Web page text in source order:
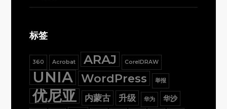
标签
360 Acrobat ARAJ CorelDRAW
UNIA WordPress 举报
优尼亚 内蒙古 升级 华为 华沙